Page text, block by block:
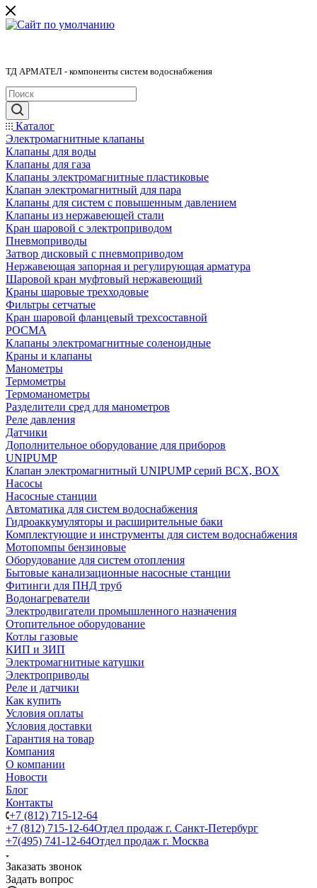
ТД АРМАТЕЛ - компоненты систем водоснабжения
Каталог
Электромагнитные клапаны
Клапаны для воды
Клапаны для газа
Клапаны электромагнитные пластиковые
Клапан электромагнитный для пара
Клапаны для систем с повышенным давлением
Клапаны из нержавеющей стали
Кран шаровой с электроприводом
Пневмоприводы
Затвор дисковый с пневмоприводом
Нержавеющая запорная и регулирующая арматура
Шаровой кран муфтовый нержавеющий
Краны шаровые трехходовые
Фильтры сетчатые
Кран шаровой фланцевый трехсоставной
РОСМА
Клапаны электромагнитные соленоидные
Краны и клапаны
Манометры
Термометры
Термоманометры
Разделители сред для манометров
Реле давления
Датчики
Дополнительное оборудование для приборов
UNIPUMP
Клапан электромагнитный UNIPUMP серий BCX, BOX
Насосы
Насосные станции
Автоматика для систем водоснабжения
Гидроаккумуляторы и расширительные баки
Комплектующие и инструменты для систем водоснабжения
Мотопомпы бензиновые
Оборудование для систем отопления
Бытовые канализационные насосные станции
Фитинги для ПНД труб
Водонагреватели
Электродвигатели промышленного назначения
Отопительное оборудование
Котлы газовые
КИП и ЗИП
Электромагнитные катушки
Электроприводы
Реле и датчики
Как купить
Условия оплаты
Условия доставки
Гарантия на товар
Компания
О компании
Новости
Блог
Контакты
+7 (812) 715-12-64
+7 (812) 715-12-64Отдел продаж г. Санкт-Петербург
+7(495) 741-12-64Отдел продаж г. Москва
Заказать звонок
Задать вопрос